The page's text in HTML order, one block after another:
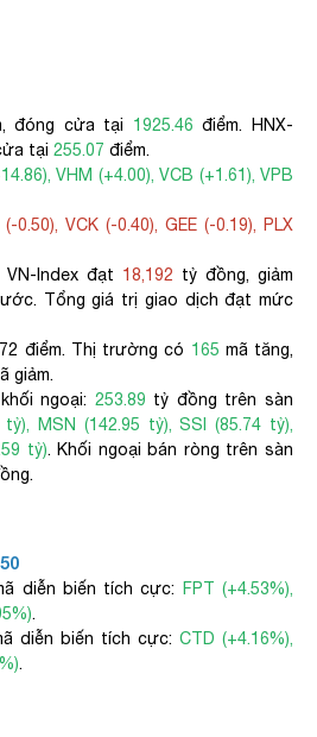
đóng cửa tại 1925.46 điểm. HNX-
tại 255.07 điểm.
VHM (+4.00), VCB (+1.61), VPB
(-0.50), VCK (-0.40), GEE (-0.19), PLX
Index đạt 18,192 tỷ đồng, giảm
Tổng giá trị giao dịch đạt mức
điểm. Thị trường có 165 mã tăng,
giảm.
ngoại: 253.89 tỷ đồng trên sàn
tỷ), MSN (142.95 tỷ), SSI (85.74 tỷ),
tỷ). Khối ngoại bán ròng trên sàn
diễn biến tích cực:
FPT (+4.53%),
.
diễn biến tích cực: CTD (+4.16%),
.